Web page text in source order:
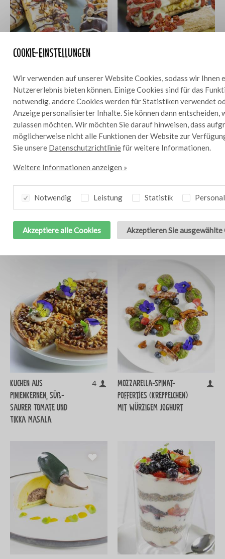
Cookie-Einstellungen
Wir verwenden auf unserer Website Cookies, sodass wir Ihnen
Nutzererlebnis bieten können. Einige Cookies sind für das
notwendig, andere Cookies werden für Statistiken verwendet
Anzeige personalisierter Inhalte. Sie können dann entscheiden,
zulassen möchten. Wir möchten Sie darauf hinweisen, dass
möglicherweise nicht alle Funktionen der Website zur
Sie unsere Datenschutzrichtliniefür weitere Informationen.
Weitere Informationen anzeigen »
Notwendig Leistung Statistik
Akzeptiere alle Cookies Akzeptieren Sie ausgewählte
Basilikum-Zitronen-Quark
mit Ananascreme
Hafertartelettes mit
Obst
10
Karotten-Chiliwaffeln
mit Sahne
Kuchen aus
Pinienkernen, süß-
saurer Tomate und
Tikka masala
4
Mozzarella-Spinat-
Poffertjes (Kreppelchen)
mit würzigem Joghurt